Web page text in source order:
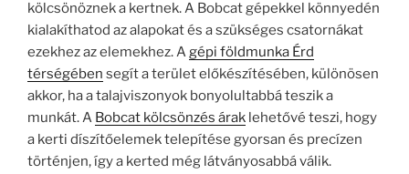
kölcsönöznek a kertnek. A Bobcat gépekkel könnyedén
kialakíthatod az alapokat és a szükséges csatornákat
ezekhez az elemekhez. Agépi földmunka Érd
térségében segít a terület előkészítésében, különösen
akkor, ha a talajviszonyok bonyolultabbá teszik a
munkát. A Bobcat kölcsönzés árak lehetővé teszi, hogy
a kerti díszítőelemek telepítése gyorsan és precízen
történjen, így a kerted még látványosabbá válik.